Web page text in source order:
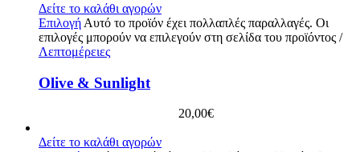
Δείτε το καλάθι αγορών
Επιλογή Αυτό το προϊόν έχει πολλαπλές παραλλαγές. Οι
επιλογές μπορούν να επιλεγούν στη σελίδα του προϊόντος /
Λεπτομέρειες
Olive & Sunlight
20,00€
Δείτε το καλάθι αγορών